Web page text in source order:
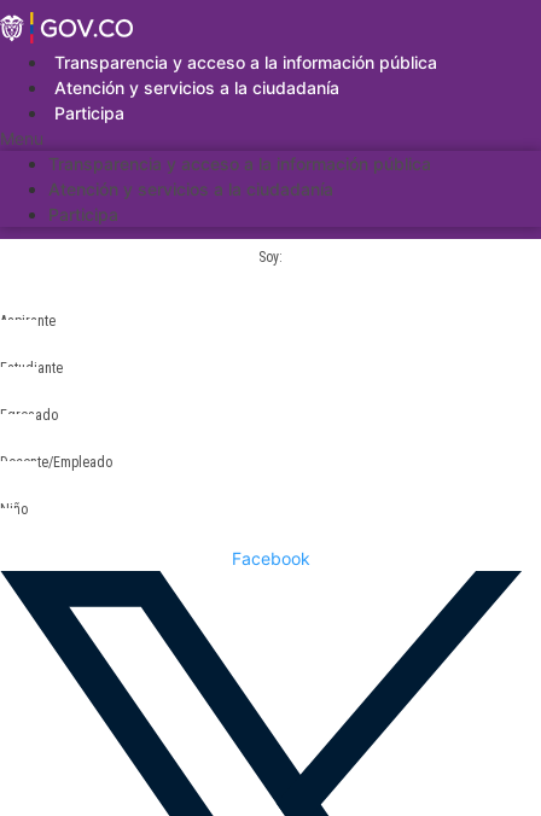
Saltar
al
contenidoTransparencia y acceso a la información pública
Atención y servicios a la ciudadanía
Participa
Menu
Transparencia y acceso a la información pública
Atención y servicios a la ciudadanía
Participa
Soy:
Aspirante
Estudiante
Egresado
Docente/Empleado
Niño
Facebook